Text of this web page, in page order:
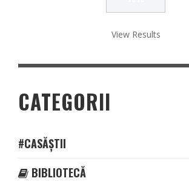
View Results
CATEGORII
#CASĂȘTII
BIBLIOTECĂ